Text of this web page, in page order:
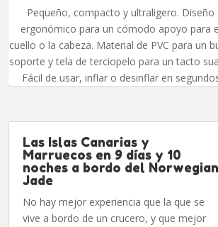
Pequeño, compacto y ultraligero. Diseño
ergonómico para un cómodo apoyo para
cuello o la cabeza. Material de PVC para un
soporte y tela de terciopelo para un tacto
Fácil de usar, inflar o desinflar en
Las Islas Canarias y
Marruecos en 9 días y 10
noches a bordo del Norwegian
Jade
No hay mejor experiencia que la que se
vive a bordo de un crucero, y que mejor